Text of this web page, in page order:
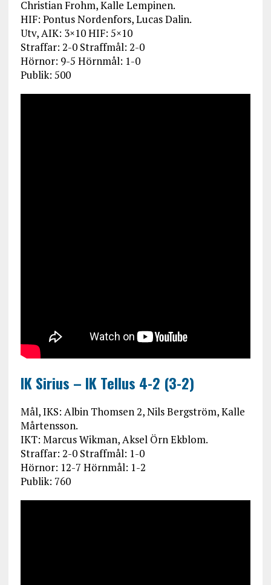
Christian Frohm, Kalle Lempinen.
HIF: Pontus Nordenfors, Lucas Dalin.
Utv, AIK: 3×10 HIF: 5×10
Straffar: 2-0 Straffmål: 2-0
Hörnor: 9-5 Hörnmål: 1-0
Publik: 500
IK Sirius – IK Tellus 4-2 (3-2)
Mål, IKS: Albin Thomsen 2, Nils Bergström, Kalle
Mårtensson.
IKT: Marcus Wikman, Aksel Örn Ekblom.
Straffar: 2-0 Straffmål: 1-0
Hörnor: 12-7 Hörnmål: 1-2
Publik: 760